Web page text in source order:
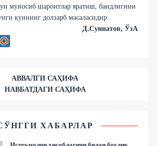
муносиб шароитлар яратиш, бандлигини
куннинг долзарб масаласидир.
Д.Суннатов, ЎзА
АВВАЛГИ САҲИФА
НАВБАТДАГИ САҲИФА
ХАБАРЛАР